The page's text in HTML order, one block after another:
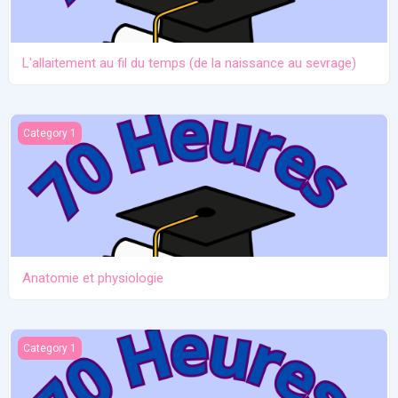
L'allaitement au fil du temps (de la naissance au sevrage)
Anatomie et physiologie
Category 1
Anatomie et physiologie
Ictère et hypoglycémie
Category 1